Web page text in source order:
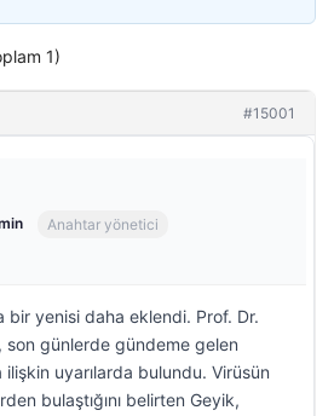
1)
#15001
Anahtar yönetici
bir yenisi daha eklendi. Prof. Dr.
son günlerde gündeme gelen
ilişkin uyarılarda bulundu. Virüsün
bulaştığını belirten Geyik,